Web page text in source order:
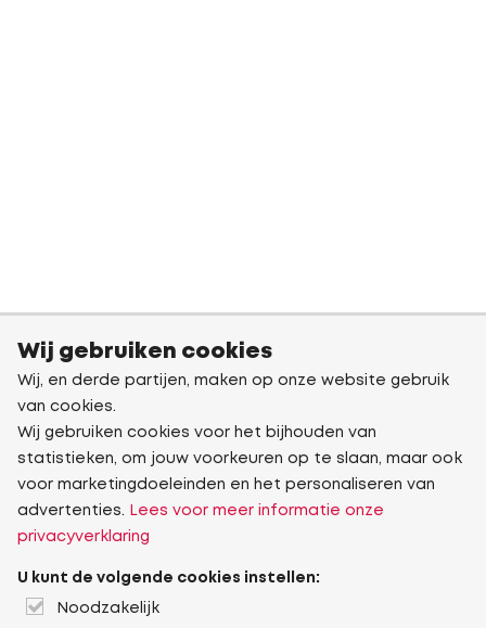
Wij gebruiken cookies
Wij, en derde partijen, maken op onze website gebruik
van cookies.
Wij gebruiken cookies voor het bijhouden van
statistieken, om jouw voorkeuren op te slaan, maar ook
voor marketingdoeleinden en het personaliseren van
advertenties.
Lees voor meer informatie onze
privacyverklaring
U kunt de volgende cookies instellen:
Noodzakelijk